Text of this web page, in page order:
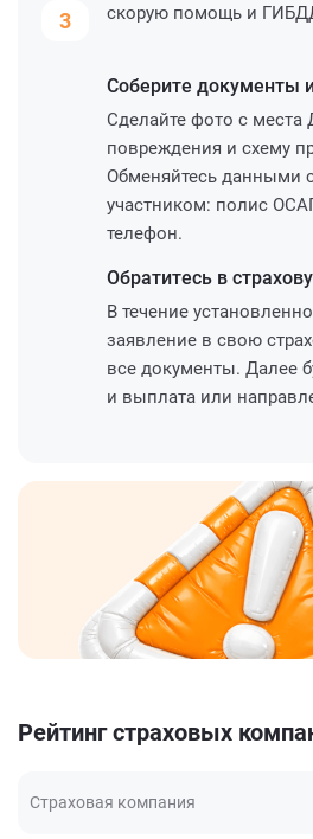
3
скорую помощь и
Соберите документы
Сделайте фото с места
повреждения и схему
Обменяйтесь данными
участником: полис
телефон.
Обратитесь в
В течение
заявление в свою
все документы. Далее
и выплата или
Рейтинг страховых
Страховая компания